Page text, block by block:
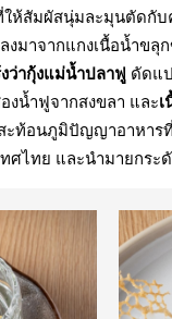
ให้สัมผัสนุ่มละมุนตัดกั
าจากแกงเนื้อน้ำขลุ
ว่ากุ้งแม่น้ำปลาฟู ดัดแ
งน้ำฟูจากสงขลา และ
ะท้อนภูมิปัญญาอาหา
ศไทย และนำมายกร